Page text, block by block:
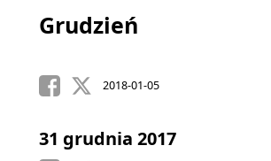
Grudzień
2018-01-05
31 grudnia 2017